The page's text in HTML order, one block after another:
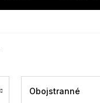
Obojstranné